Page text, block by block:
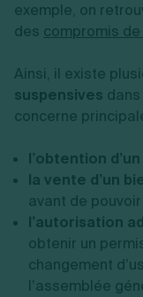
exemple, on
des compromis
Ainsi, il existe
suspensives
concerne
l’obtention
la vente d’un
avant de
l’autorisation
obtenir un
changement
l’assemblée